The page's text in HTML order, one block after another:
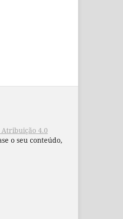
Atribuição 4.0
o seu conteúdo,